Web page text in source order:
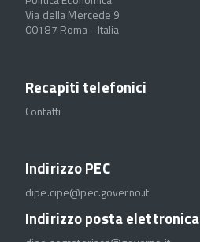
Via della Mercede 9
00187 Roma - Italia
Recapiti telefonici
Contatti
Indirizzo PEC
dipe.cipe@pec.governo.it
Indirizzo posta elettronica